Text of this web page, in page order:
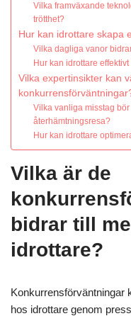
Vilka framväxande
trötthet?
Hur kan idrottare skapa
Vilka dagliga vanor
Hur kan idrottare
Vilka expertinsikter kan
Vilka vanliga misstag
återhämtningsresa?
Hur kan idrottare
Vilka är de
bidrar till
idrottare?
Konkurrensförväntningar
hos idrottare genom